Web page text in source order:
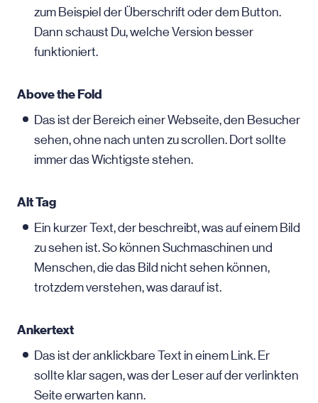
zum Beispiel der Überschrift oder dem Button.
Dann schaust Du, welche Version besser
funktioniert.
Above the Fold
Das ist der Bereich einer Webseite, den Besucher
sehen, ohne nach unten zu scrollen. Dort sollte
immer das Wichtigste stehen.
Alt Tag
Ein kurzer Text, der beschreibt, was auf einem Bild
zu sehen ist. So können Suchmaschinen und
Menschen, die das Bild nicht sehen können,
trotzdem verstehen, was darauf ist.
Ankertext
Das ist der anklickbare Text in einem Link. Er
sollte klar sagen, was der Leser auf der verlinkten
Seite erwarten kann.